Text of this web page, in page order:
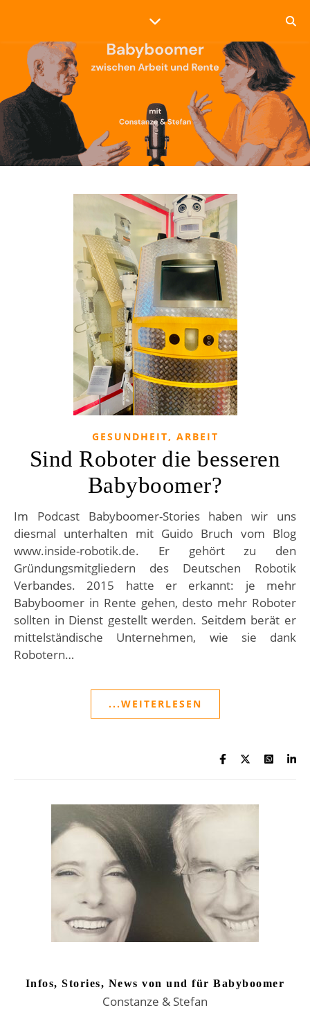
GESUNDHEIT, ARBEIT
Sind Roboter die besseren
Babyboomer?
Im Podcast Babyboomer-Stories haben wir uns
diesmal unterhalten mit Guido Bruch vom Blog
www.inside-robotik.de. Er gehört zu den
Gründungsmitgliedern des Deutschen Robotik
Verbandes. 2015 hatte er erkannt: je mehr
Babyboomer in Rente gehen, desto mehr Roboter
sollten in Dienst gestellt werden. Seitdem berät er
mittelständische Unternehmen, wie sie dank
Robotern…
...WEITERLESEN
Infos, Stories, News von und für Babyboomer
Constanze & Stefan